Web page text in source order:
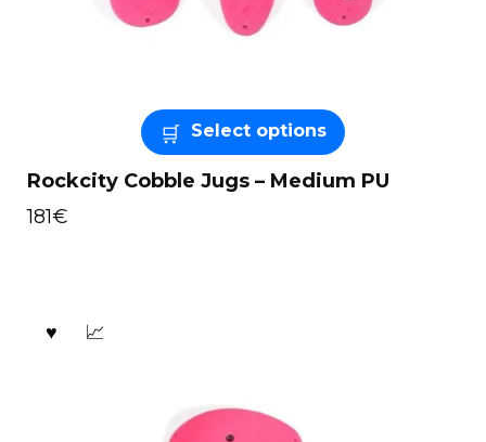
Select options
Rockcity Cobble Jugs – Medium PU
181€